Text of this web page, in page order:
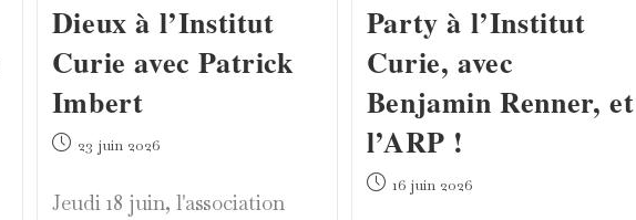
Dieux à l’Institut
Curie avec Patrick
Imbert
Publication
23 juin 2026
Jeudi 18 juin, l'association
Party à l’Institut
Curie, avec
Benjamin Renner, et
l’ARP !
Publication
16 juin 2026